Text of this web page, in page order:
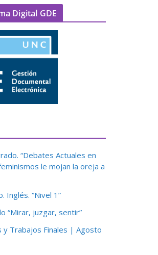
Digital GDE
“Debates Actuales en
le mojan la oreja a
Inglés. “Nivel 1”
“Mirar, juzgar, sentir”
y Trabajos Finales | Agosto